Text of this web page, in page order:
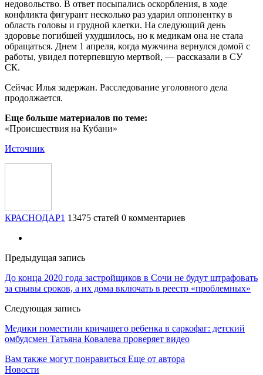
недовольство. В ответ посыпались оскорбления, в ходе
конфликта фигурант несколько раз ударил оппонентку в
область головы и грудной клетки. На следующий день
здоровье погибшей ухудшилось, но к медикам она не стала
обращаться. Днем 1 апреля, когда мужчина вернулся домой с
работы, увидел потерпевшую мертвой, — рассказали в СУ
СК.
Сейчас Илья задержан. Расследование уголовного дела
продолжается.
Еще больше материалов по теме:
«Происшествия на Кубани»
Источник
КРАСНОДАР1 13475 статей 0 комментариев
Предыдущая запись
До конца 2020 года застройщиков в Сочи не будут штрафовать
за срывы сроков, а их дома включать в реестр «проблемных»
Следующая запись
Медики поместили кричащего ребенка в саркофаг: детский
омбудсмен Татьяна Ковалева проверяет видео
Вам также могут понравиться Еще от автора
Новости